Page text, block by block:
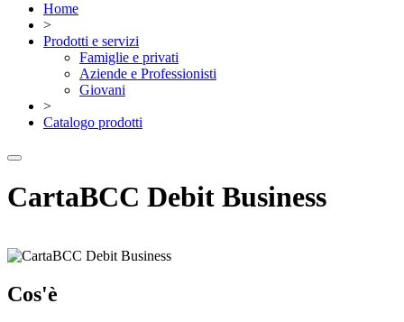
Home
>
Prodotti e servizi
Famiglie e privati
Aziende e Professionisti
Giovani
>
Catalogo prodotti
CartaBCC Debit Business
Cos'è